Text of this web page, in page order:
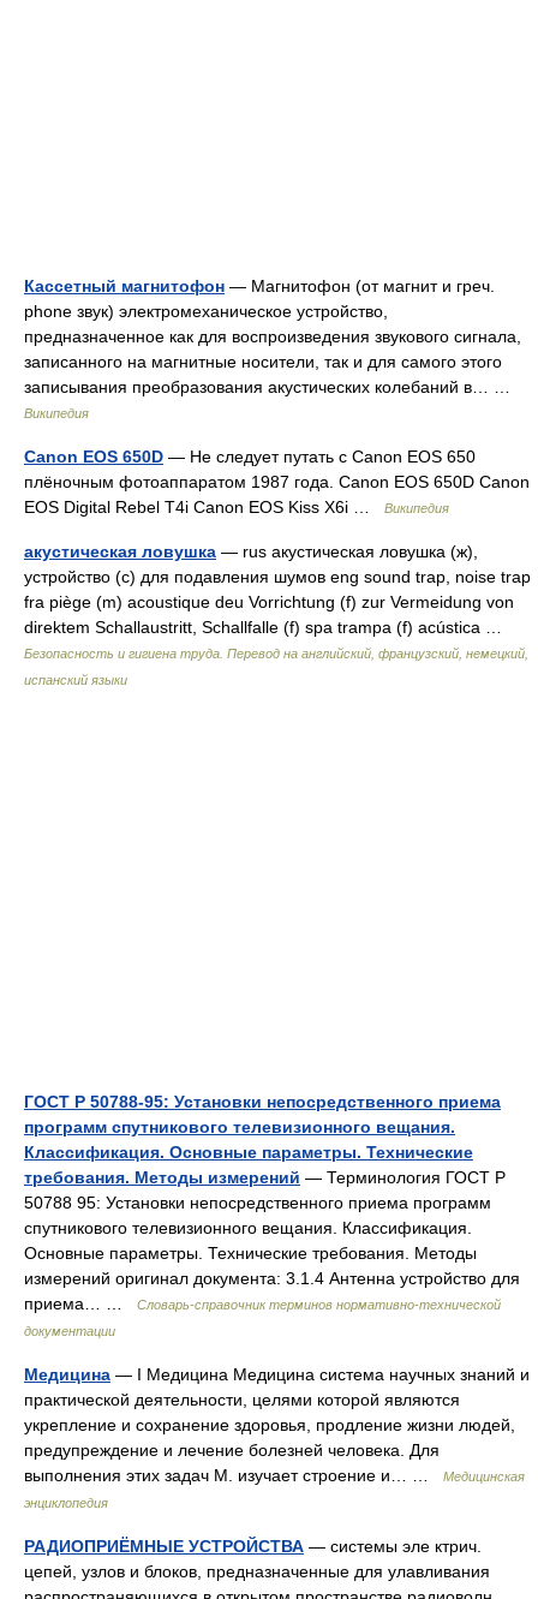
Кассетный магнитофон — Магнитофон (от магнит и греч.
phone звук) электромеханическое устройство,
предназначенное как для воспроизведения звукового сигнала,
записанного на магнитные носители, так и для самого этого
записывания преобразования акустических колебаний в… …
Википедия
Canon EOS 650D — Не следует путать с Canon EOS 650
плёночным фотоаппаратом 1987 года. Canon EOS 650D Canon
EOS Digital Rebel T4i Canon EOS Kiss X6i …
Википедия
акустическая ловушка — rus акустическая ловушка (ж),
устройство (с) для подавления шумов eng sound trap, noise trap
fra piège (m) acoustique deu Vorrichtung (f) zur Vermeidung von
direktem Schallaustritt, Schallfalle (f) spa trampa (f) acústica …
Безопасность и гигиена труда. Перевод на английский, французский, немецкий,
испанский языки
ГОСТ Р 50788-95: Установки непосредственного приема
программ спутникового телевизионного вещания.
Классификация. Основные параметры. Технические
требования. Методы измерений — Терминология ГОСТ Р
50788 95: Установки непосредственного приема программ
спутникового телевизионного вещания. Классификация.
Основные параметры. Технические требования. Методы
измерений оригинал документа: 3.1.4 Антенна устройство для
приема… …
Словарь-справочник терминов нормативно-технической
документации
Медицина — I Медицина Медицина система научных знаний и
практической деятельности, целями которой являются
укрепление и сохранение здоровья, продление жизни людей,
предупреждение и лечение болезней человека. Для
выполнения этих задач М. изучает строение и… …
Медицинская
энциклопедия
РАДИОПРИЁМНЫЕ УСТРОЙСТВА — системы эле ктрич.
цепей, узлов и блоков, предназначенные для улавливания